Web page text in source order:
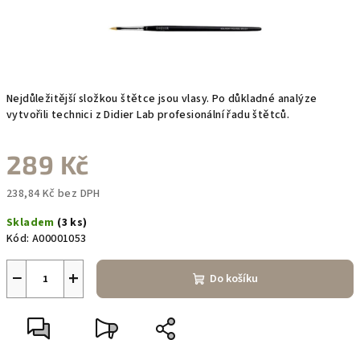
Nejdůležitější složkou štětce jsou vlasy. Po důkladné analýze
vytvořili technici z Didier Lab profesionální řadu štětců.
289 Kč
238,84 Kč bez DPH
cena:
Skladem (3 ks)
Kód: A00001053
+
− Do košíku